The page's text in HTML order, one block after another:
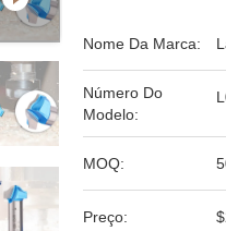
Nome Da Marca:
Número Do
Modelo:
MOQ:
Preço: